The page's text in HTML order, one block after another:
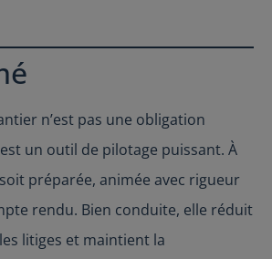
n’est pas une obligation
un outil de pilotage puissant. À
préparée, animée avec rigueur
rendu. Bien conduite, elle réduit
litiges et maintient la